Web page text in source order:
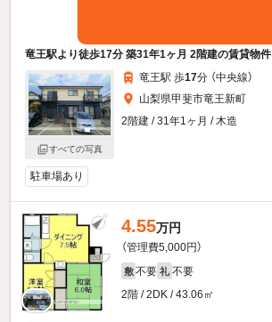
竜王駅より徒歩17分 築31年1ヶ月 2階建の賃貸物件
すべての写真
竜王駅 歩17分 （中央線）
山梨県甲斐市竜王新町
2階建 / 31年1ヶ月 / 木造
駐車場あり
4.55万円
（管理費5,000円）
敷 不要 礼 不要
2階 / 2DK / 43.06㎡